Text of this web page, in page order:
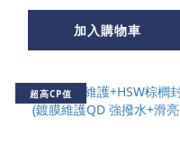
加入購物車
超高CP值